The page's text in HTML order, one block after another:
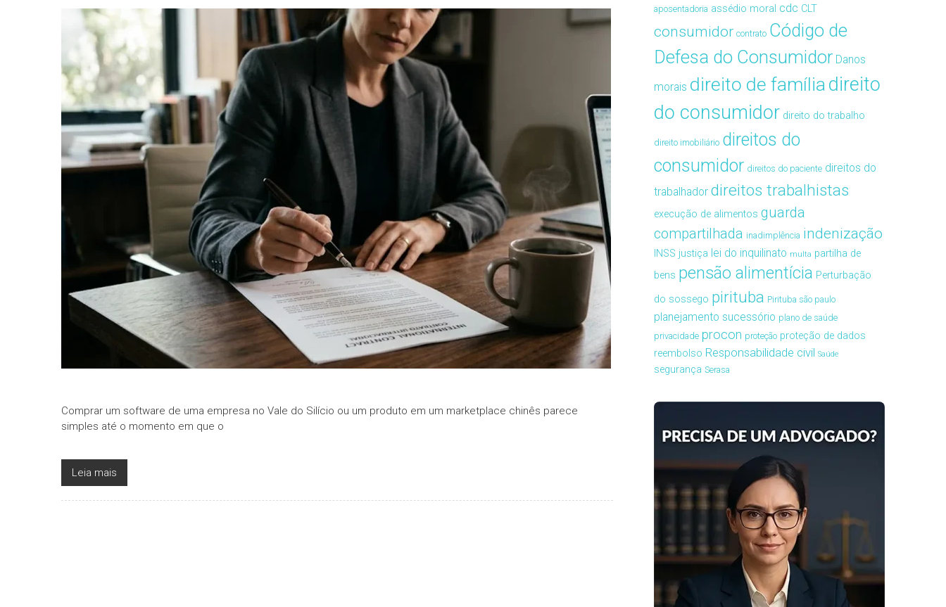
Comprar um software de uma empresa no Vale do Silício ou um produto em um marketplace chinês parece
simples até o momento em que o
Leia mais
aposentadoria assédio moral cdc CLT
consumidor contrato Código de
Defesa do Consumidor Danos
morais direito de famíliadireito
do consumidor direito do trabalho
direito imobiliário direitos do
consumidor direitos do paciente direitos do
trabalhador direitos trabalhistas
execução de alimentos guarda
compartilhada inadimplência indenização
INSS justiça lei do inquilinato multa partilha de
bens pensão alimentícia Perturbação
do sossego pirituba Pirituba são paulo
planejamento sucessório plano de saúde
privacidade procon proteção proteção de dados
reembolso Responsabilidade civil Saúde
segurança Serasa